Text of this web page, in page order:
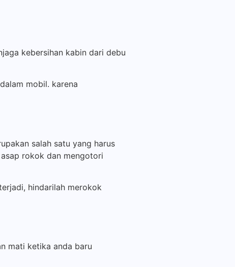
kebersihan kabin dari debu
mobil. karena
salah satu yang harus
rokok dan mengotori
hindarilah merokok
mati ketika anda baru